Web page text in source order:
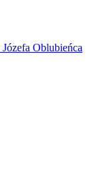
Oblubieńca